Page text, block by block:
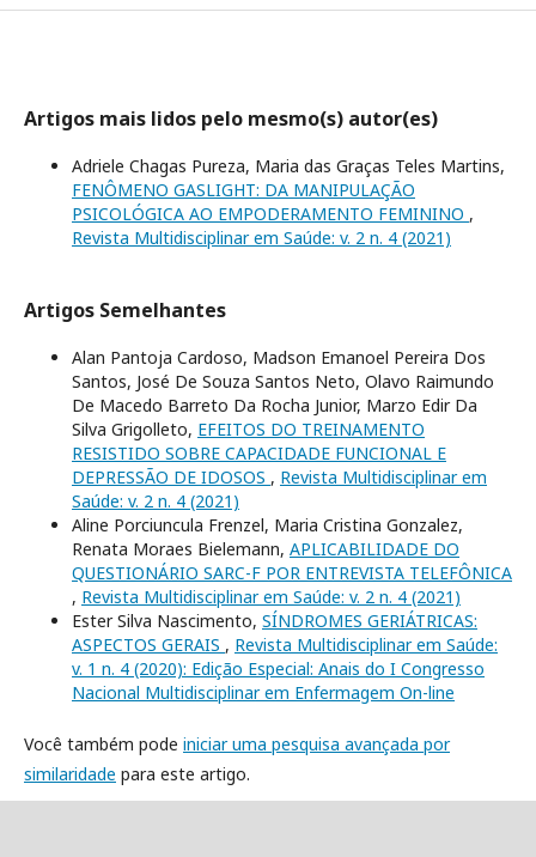
Artigos mais lidos pelo mesmo(s) autor(es)
Adriele Chagas Pureza, Maria das Graças Teles Martins,
FENÔMENO GASLIGHT: DA MANIPULAÇÃO
PSICOLÓGICA AO EMPODERAMENTO FEMININO ,
Revista Multidisciplinar em Saúde: v. 2 n. 4 (2021)
Artigos Semelhantes
Alan Pantoja Cardoso, Madson Emanoel Pereira Dos
Santos, José De Souza Santos Neto, Olavo Raimundo
De Macedo Barreto Da Rocha Junior, Marzo Edir Da
Silva Grigolleto, EFEITOS DO TREINAMENTO
RESISTIDO SOBRE CAPACIDADE FUNCIONAL E
DEPRESSÃO DE IDOSOS , Revista Multidisciplinar em
Saúde: v. 2 n. 4 (2021)
Aline Porciuncula Frenzel, Maria Cristina Gonzalez,
Renata Moraes Bielemann, APLICABILIDADE DO
QUESTIONÁRIO SARC-F POR ENTREVISTA TELEFÔNICA
, Revista Multidisciplinar em Saúde: v. 2 n. 4 (2021)
Ester Silva Nascimento, SÍNDROMES GERIÁTRICAS:
ASPECTOS GERAIS , Revista Multidisciplinar em Saúde:
v. 1 n. 4 (2020): Edição Especial: Anais do I Congresso
Nacional Multidisciplinar em Enfermagem On-line
Você também pode iniciar uma pesquisa avançada por
similaridade para este artigo.